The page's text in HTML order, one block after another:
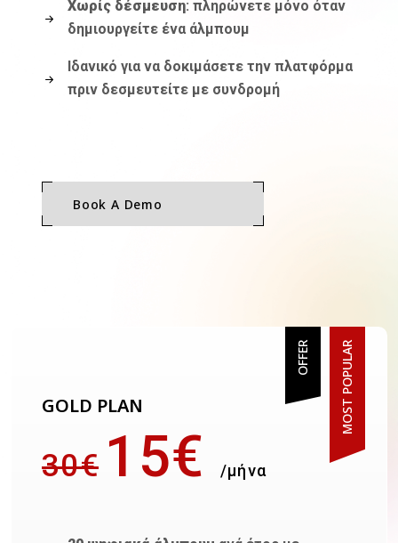
Χωρίς δέσμευση: πληρώνετε μόνο όταν
δημιουργείτε ένα άλμπουμ
Ιδανικό για να δοκιμάσετε την πλατφόρμα
πριν δεσμευτείτε με συνδρομή
Book A Demo
MOST POPULAR
OFFER
GOLD PLAN
30€15€ /μήνα